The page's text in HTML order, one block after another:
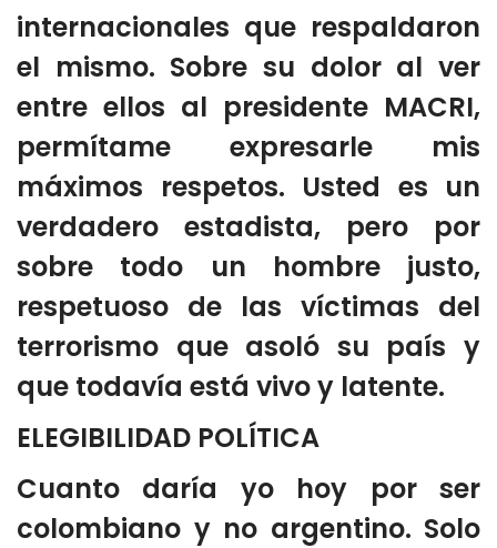
internacionales que respaldaron
el mismo. Sobre su dolor al ver
entre ellos al presidente MACRI,
permítame expresarle mis
máximos respetos. Usted es un
verdadero estadista, pero por
sobre todo un hombre justo,
respetuoso de las víctimas del
terrorismo que asoló su país y
que todavía está vivo y latente.
ELEGIBILIDAD POLÍTICA
Cuanto daría yo hoy por ser
colombiano y no argentino. Solo